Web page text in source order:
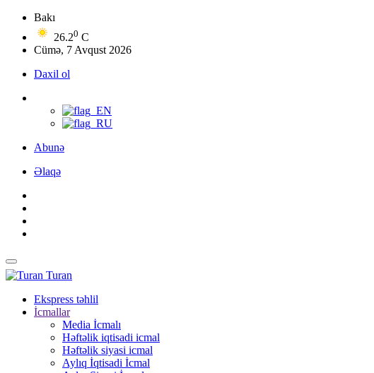
Bakı
26.20 C
Cümə, 7 Avqust 2026
Daxil ol
Abunə
Əlaqə
Turan
Ekspress təhlil
İcmallar
Media İcmalı
Həftəlik iqtisadi icmal
Həftəlik siyasi icmal
Aylıq İqtisadi İcmal